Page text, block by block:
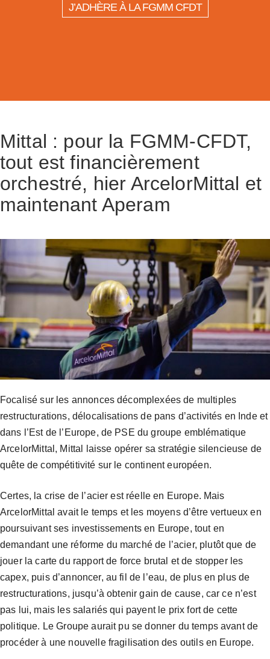
J’ADHÈRE À LA FGMM CFDT
Mittal : pour la FGMM-CFDT,
tout est financièrement
orchestré, hier ArcelorMittal et
maintenant Aperam
Focalisé sur les annonces décomplexées de multiples
restructurations, délocalisations de pans d’activités en Inde et
dans l’Est de l’Europe, de PSE du groupe emblématique
ArcelorMittal, Mittal laisse opérer sa stratégie silencieuse de
quête de compétitivité sur le continent européen.
Certes, la crise de l’acier est réelle en Europe. Mais
ArcelorMittal avait le temps et les moyens d’être vertueux en
poursuivant ses investissements en Europe, tout en
demandant une réforme du marché de l’acier, plutôt que de
jouer la carte du rapport de force brutal et de stopper les
capex, puis d’annoncer, au fil de l’eau, de plus en plus de
restructurations, jusqu’à obtenir gain de cause, car ce n’est
pas lui, mais les salariés qui payent le prix fort de cette
politique. Le Groupe aurait pu se donner du temps avant de
procéder à une nouvelle fragilisation des outils en Europe.